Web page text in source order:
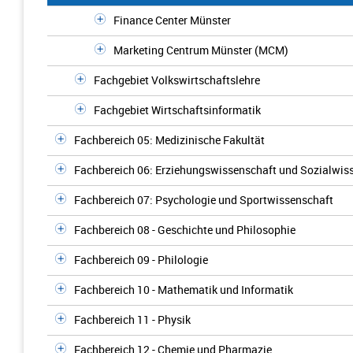
Finance Center Münster
Marketing Centrum Münster (MCM)
Fachgebiet Volkswirtschaftslehre
Fachgebiet Wirtschaftsinformatik
Fachbereich 05: Medizinische Fakultät
Fachbereich 06: Erziehungswissenschaft und
Fachbereich 07: Psychologie und Sportwissenschaft
Fachbereich 08 - Geschichte und Philosophie
Fachbereich 09 - Philologie
Fachbereich 10 - Mathematik und Informatik
Fachbereich 11 - Physik
Fachbereich 12 - Chemie und Pharmazie